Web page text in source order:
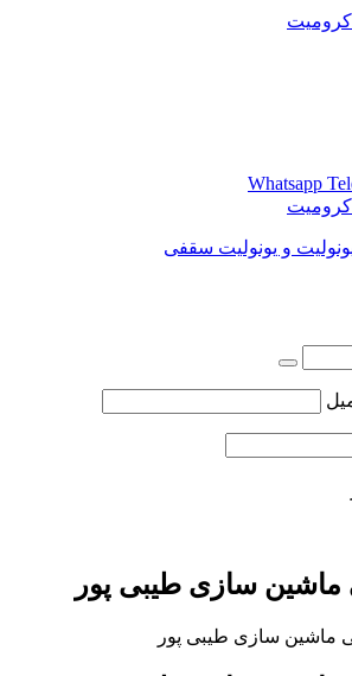
Whatsapp
و یونولیت سقفی
ماشین سازی طیبی پور